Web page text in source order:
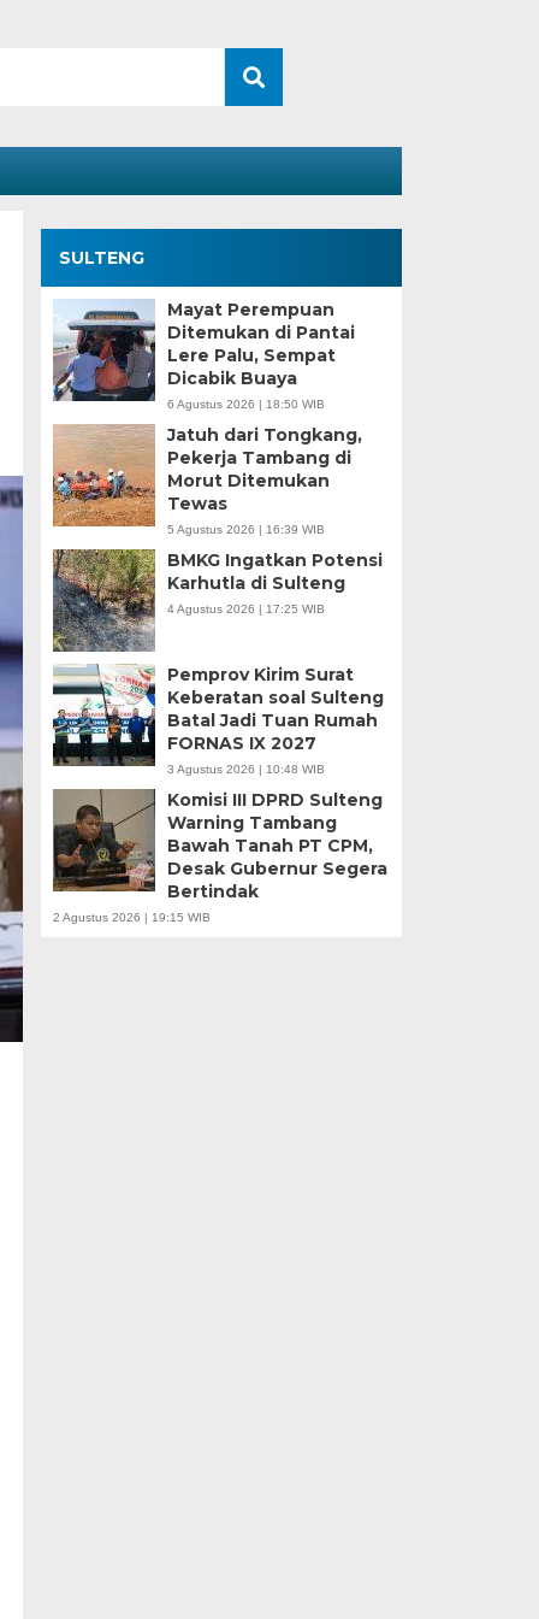
SULTENG
Mayat Perempuan
Ditemukan di Pantai
Lere Palu, Sempat
Dicabik Buaya
6 Agustus 2026 | 18:50 WIB
Jatuh dari Tongkang,
Pekerja Tambang di
Morut Ditemukan
Tewas
5 Agustus 2026 | 16:39 WIB
BMKG Ingatkan Potensi
Karhutla di Sulteng
4 Agustus 2026 | 17:25 WIB
Pemprov Kirim Surat
Keberatan soal Sulteng
Batal Jadi Tuan Rumah
FORNAS IX 2027
3 Agustus 2026 | 10:48 WIB
Komisi III DPRD Sulteng
Warning Tambang
Bawah Tanah PT CPM,
Desak Gubernur Segera
Bertindak
2 Agustus 2026 | 19:15 WIB